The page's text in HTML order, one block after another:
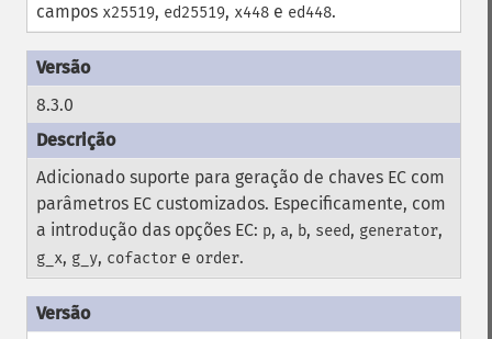
campos x25519, ed25519, x448 e ed448.
8.3.0
Adicionado suporte para geração de chaves EC com
parâmetros EC customizados. Especificamente, com
a introdução das opções EC: p, a, b, seed, generator,
g_x, g_y, cofactor e order.